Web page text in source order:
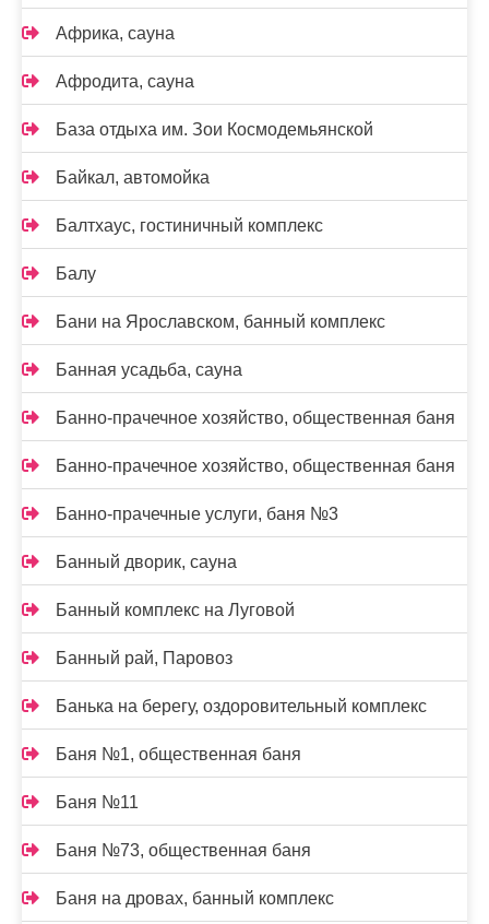
Африка, сауна
Афродита, сауна
База отдыха им. Зои Космодемьянской
Байкал, автомойка
Балтхаус, гостиничный комплекс
Балу
Бани на Ярославском, банный комплекс
Банная усадьба, сауна
Банно-прачечное хозяйство, общественная баня
Банно-прачечное хозяйство, общественная баня
Банно-прачечные услуги, баня №3
Банный дворик, сауна
Банный комплекс на Луговой
Банный рай, Паровоз
Банька на берегу, оздоровительный комплекс
Баня №1, общественная баня
Баня №11
Баня №73, общественная баня
Баня на дровах, банный комплекс